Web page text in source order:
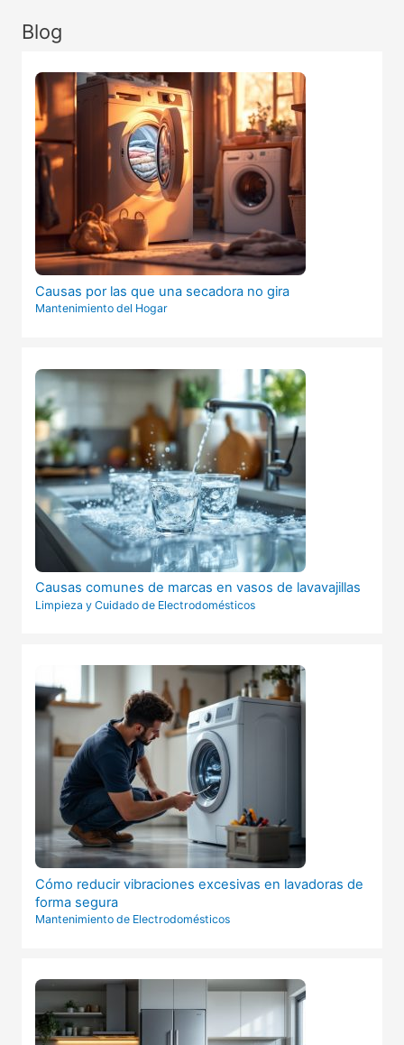
Blog
Causas por las que una secadora no gira
Mantenimiento del Hogar
Causas comunes de marcas en vasos de lavavajillas
Limpieza y Cuidado de Electrodomésticos
Cómo reducir vibraciones excesivas en lavadoras de
forma segura
Mantenimiento de Electrodomésticos